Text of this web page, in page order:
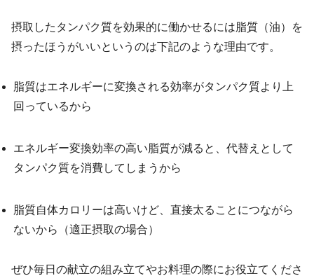
摂取したタンパク質を効果的に働かせるには脂質（油）を
摂ったほうがいいというのは下記のような理由です。
脂質はエネルギーに変換される効率がタンパク質より上
回っているから
エネルギー変換効率の高い脂質が減ると、代替えとして
タンパク質を消費してしまうから
脂質自体カロリーは高いけど、直接太ることにつながら
ないから（適正摂取の場合）
ぜひ毎日の献立の組み立てやお料理の際にお役立てくださ